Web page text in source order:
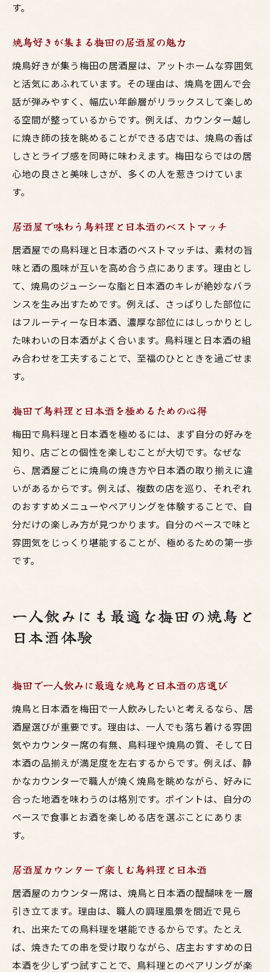
す。
焼鳥好きが集まる梅田の居酒屋の魅力
焼鳥好きが集う梅田の居酒屋は、アットホームな雰囲気
と活気にあふれています。その理由は、焼鳥を囲んで会
話が弾みやすく、幅広い年齢層がリラックスして楽しめ
る空間が整っているからです。例えば、カウンター越し
に焼き師の技を眺めることができる店では、焼鳥の香ば
しさとライブ感を同時に味わえます。梅田ならではの居
心地の良さと美味しさが、多くの人を惹きつけていま
す。
居酒屋で味わう鳥料理と日本酒のベストマッチ
居酒屋での鳥料理と日本酒のベストマッチは、素材の旨
味と酒の風味が互いを高め合う点にあります。理由とし
て、焼鳥のジューシーな脂と日本酒のキレが絶妙なバラ
ンスを生み出すためです。例えば、さっぱりした部位に
はフルーティーな日本酒、濃厚な部位にはしっかりとし
た味わいの日本酒がよく合います。鳥料理と日本酒の組
み合わせを工夫することで、至福のひとときを過ごせま
す。
梅田で鳥料理と日本酒を極めるための心得
梅田で鳥料理と日本酒を極めるには、まず自分の好みを
知り、店ごとの個性を楽しむことが大切です。なぜな
ら、居酒屋ごとに焼鳥の焼き方や日本酒の取り揃えに違
いがあるからです。例えば、複数の店を巡り、それぞれ
のおすすめメニューやペアリングを体験することで、自
分だけの楽しみ方が見つかります。自分のペースで味と
雰囲気をじっくり堪能することが、極めるための第一歩
です。
一人飲みにも最適な梅田の焼鳥と
日本酒体験
梅田で一人飲みに最適な焼鳥と日本酒の店選び
焼鳥と日本酒を梅田で一人飲みしたいと考えるなら、居
酒屋選びが重要です。理由は、一人でも落ち着ける雰囲
気やカウンター席の有無、鳥料理や焼鳥の質、そして日
本酒の品揃えが満足度を左右するからです。例えば、静
かなカウンターで職人が焼く焼鳥を眺めながら、好みに
合った地酒を味わうのは格別です。ポイントは、自分の
ペースで食事とお酒を楽しめる店を選ぶことにありま
す。
居酒屋カウンターで楽しむ鳥料理と日本酒
居酒屋のカウンター席は、焼鳥と日本酒の醍醐味を一層
引き立てます。理由は、職人の調理風景を間近で見ら
れ、出来たての鳥料理を堪能できるからです。たとえ
ば、焼きたての串を受け取りながら、店主おすすめの日
本酒を少しずつ試すことで、鳥料理とのペアリングが楽